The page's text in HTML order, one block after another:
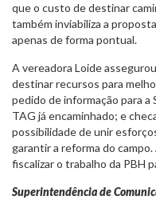
que o custo de destinar
também inviabiliza a
apenas de forma pontual.
A vereadora Loide
destinar recursos para
pedido de informação para
TAG já encaminhado; e
possibilidade de unir
garantir a reforma do
fiscalizar o trabalho da PBH
Superintendência de